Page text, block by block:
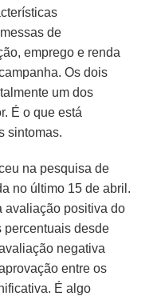
de
emprego e renda
Os dois
um dos
É o que está
sintomas.
na pesquisa de
no último 15 de abril.
avaliação positiva do
percentuais desde
negativa
entre os
É algo